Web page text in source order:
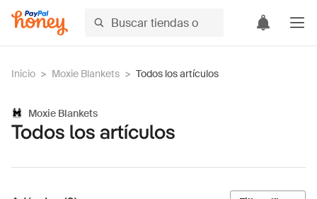
Inicio > Moxie Blankets > Todos los artículos
Moxie Blankets
Todos los artículos